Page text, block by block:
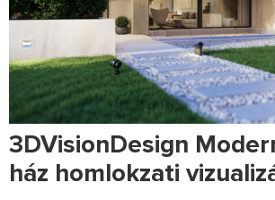
3DVisionDesign
ház homlokzati